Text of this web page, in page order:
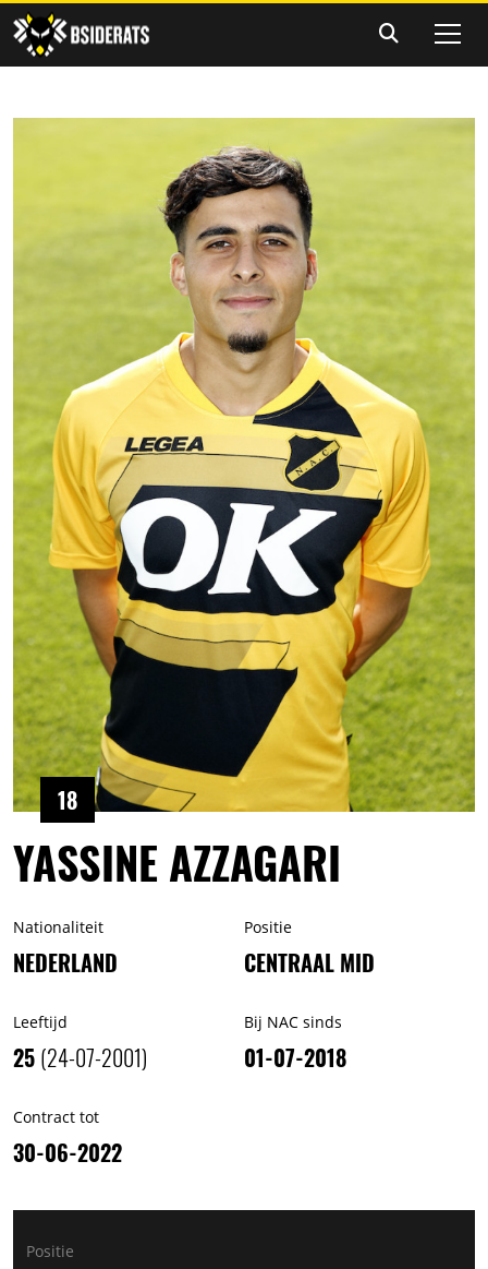
18
YASSINE AZZAGARI
Nationaliteit
NEDERLAND
Positie
CENTRAAL MID
Leeftijd
25 (24-07-2001)
Bij NAC sinds
01-07-2018
Contract tot
30-06-2022
Positie